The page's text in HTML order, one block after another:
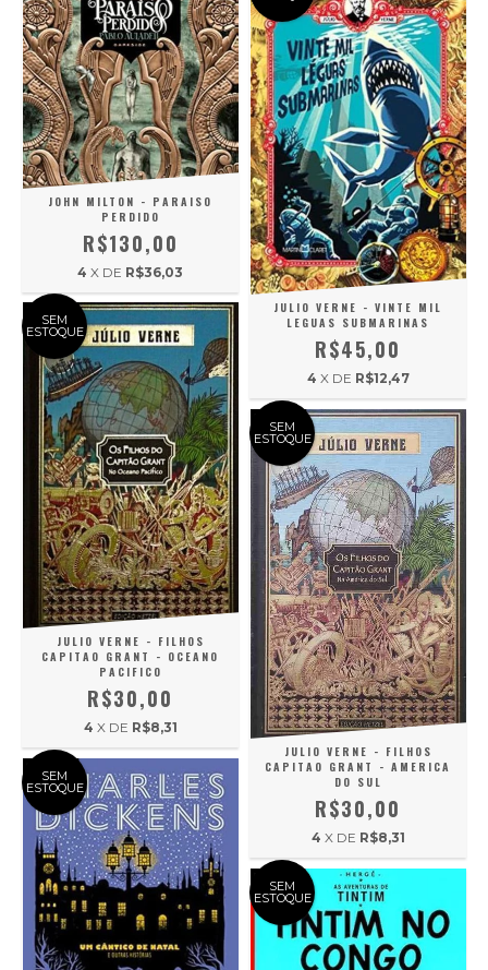
JOHN MILTON - PARAISO
PERDIDO
R$130,00
4 X DE R$36,03
JULIO VERNE - VINTE MIL
LEGUAS SUBMARINAS
R$45,00
4 X DE R$12,47
SEM
ESTOQUE
JULIO VERNE - FILHOS
CAPITAO GRANT - OCEANO
PACIFICO
R$30,00
4 X DE R$8,31
SEM
ESTOQUE
JULIO VERNE - FILHOS
CAPITAO GRANT - AMERICA
DO SUL
R$30,00
4 X DE R$8,31
SEM
ESTOQUE
SEM
ESTOQUE